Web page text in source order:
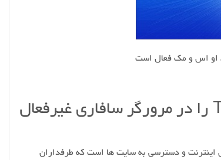
او اس و مک فعال است
چگونه قابلیت Tab Preview را در مرورگر سافاری غیرفعال
ی اینترنت و دسترسی به سایت ها است که طرفداران